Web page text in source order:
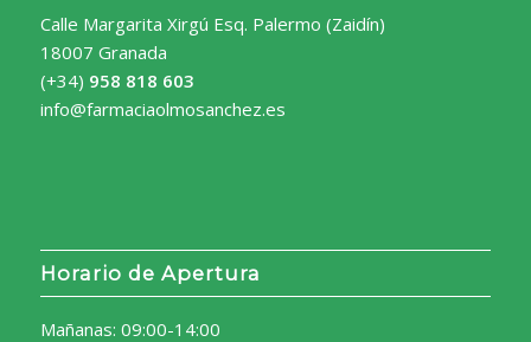
Calle Margarita Xirgú Esq. Palermo (Zaidín)
18007 Granada
(+34) 958 818 603
info@farmaciaolmosanchez.es
Horario de Apertura
Mañanas: 09:00-14:00